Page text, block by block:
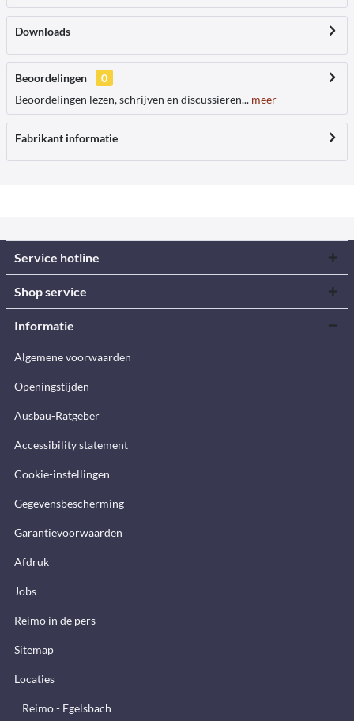
Downloads
Beoordelingen
0
Beoordelingen lezen, schrijven en discussiëren... meer
Fabrikant informatie
Service hotline
Shop service
Informatie
Algemene voorwaarden
Openingstijden
Ausbau-Ratgeber
Accessibility statement
Cookie-instellingen
Gegevensbescherming
Garantievoorwaarden
Afdruk
Jobs
Reimo in de pers
Sitemap
Locaties
Reimo - Egelsbach